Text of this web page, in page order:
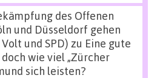
des Offenen
und Düsseldorf gehen
und SPD) zu Eine gute
wie viel „Zürcher
sich leisten?